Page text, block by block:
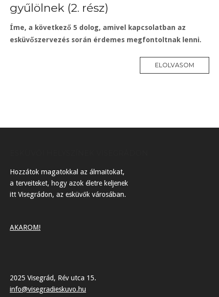
gyűlölnek (2. rész)
Íme, a következő 5 dolog, amivel kapcsolatban az
esküvőszervezés során érdemes megfontoltnak lenni.
ELOLVASOM
Hozzátok magatokkal az álmaitokat,
a terveiteket, hogy azok életre keljenek
itt Visegrádon, az esküvők városában.
AKAROM!
2025 Visegrád, Rév utca 15.
info@visegradieskuvo.hu